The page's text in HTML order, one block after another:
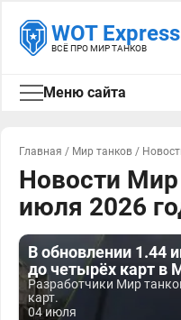
WOT Express
ВСЁ ПРО МИР ТАНКОВ
Меню сайта
Главная / Мир танков /
Новости Мир
июля 2026
В обновлении 1.44
до четырёх карт в
Разработчики Мир
карт.
04 июля